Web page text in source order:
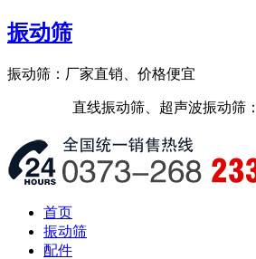
振动筛
振动筛：厂家直销、价格便宜
直线振动筛、超声波振动筛
首页
振动筛
配件